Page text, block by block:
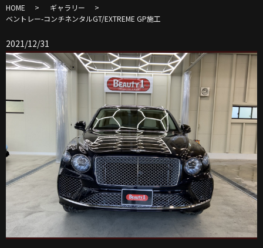
HOME
ギャラリー
ベントレー-コンチネンタルGT/EXTREME GP施工
2021/12/31